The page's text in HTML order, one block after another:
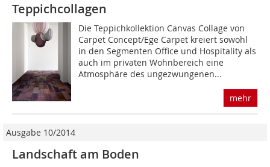
Teppichcollagen
Die Teppichkollektion Canvas Collage von
Carpet Concept/Ege Carpet kreiert sowohl
in den Segmenten Office und Hospita­lity als
auch im privaten Wohnbereich eine
Atmosphäre des ungezwungenen...
mehr
Ausgabe 10/2014
Landschaft am Boden